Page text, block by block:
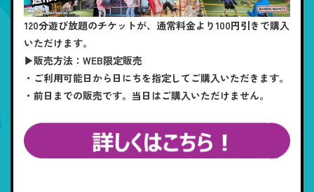
120分遊び放題のチケットが、通常料金より100円引きで購入
いただけます。
▶販売方法：WEB限定販売
・ご利用可能日から日にちを指定してご購入いただきます。
・前日までの販売です。当日はご購入いただけません。